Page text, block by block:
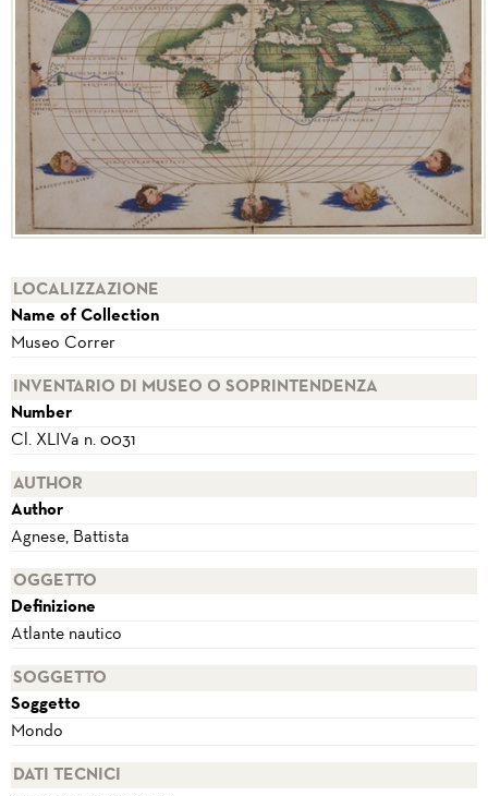
LOCALIZZAZIONE
Name of Collection
Museo Correr
INVENTARIO DI MUSEO O SOPRINTENDENZA
Number
Cl. XLIVa n. 0031
AUTHOR
Author
Agnese, Battista
OGGETTO
Definizione
Atlante nautico
SOGGETTO
Soggetto
Mondo
DATI TECNICI